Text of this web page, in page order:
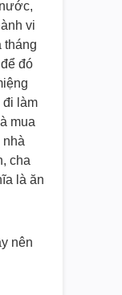
vi
tháng
đó
đi làm
mua
cha
là ăn
nên